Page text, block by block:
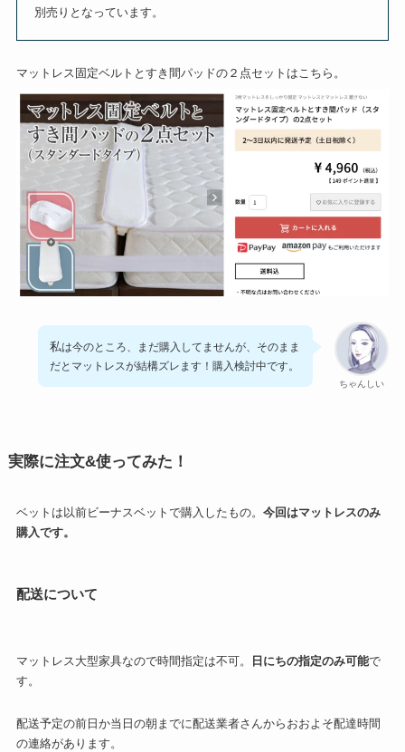
別売りとなっています。
マットレス固定ベルトとすき間パッドの２点セットはこちら。
ちゃんしい
私は今のところ、まだ購入してませんが、そのまま
だとマットレスが結構ズレます！購入検討中です。
実際に注文&使ってみた！
ベットは以前ビーナスベットで購入したもの。 今回はマットレスのみ
購入です。
配送について
マットレス大型家具なので時間指定は不可。 日にちの指定のみ可能で
す。
配送予定の前日か当日の朝までに配送業者さんからおおよそ配達時間
の連絡があります。